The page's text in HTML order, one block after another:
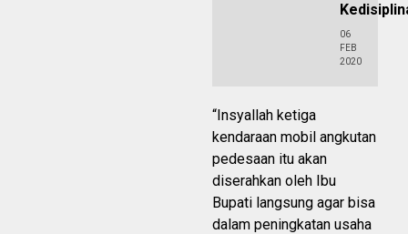
06
FEB
2020
“Insyallah ketiga
kendaraan mobil angkutan
pedesaan itu akan
diserahkan oleh Ibu
Bupati langsung agar bisa
dalam peningkatan usaha